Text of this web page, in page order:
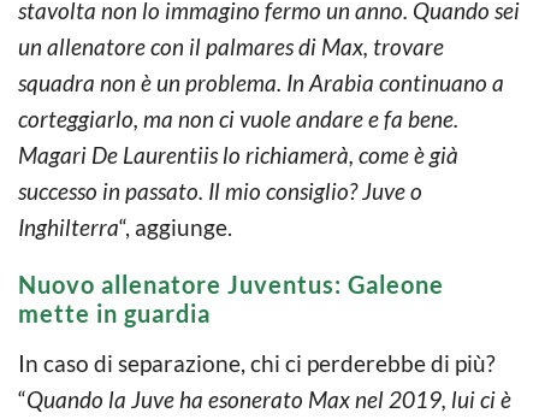
stavolta non lo immagino fermo un anno. Quando sei
un allenatore con il palmares di Max, trovare
squadra non è un problema. In Arabia continuano a
corteggiarlo, ma non ci vuole andare e fa bene.
Magari De Laurentiis lo richiamerà, come è già
successo in passato. Il mio consiglio? Juve o
Inghilterra“, aggiunge.
Nuovo allenatore Juventus: Galeone
mette in guardia
In caso di separazione, chi ci perderebbe di più?
“Quando la Juve ha esonerato Max nel 2019, lui ci è